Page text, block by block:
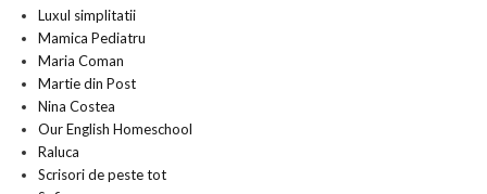
Luxul simplitatii
Mamica Pediatru
Maria Coman
Martie din Post
Nina Costea
Our English Homeschool
Raluca
Scrisori de peste tot